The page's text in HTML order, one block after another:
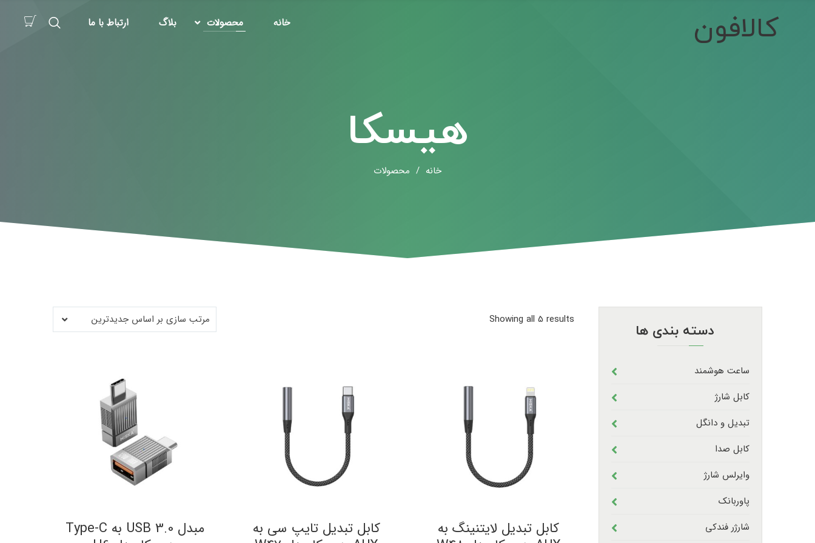
کالافون خانه محصولات بلاگ ارتباط با ما
هیسکا
خانه / محصولات
دسته بندی ها
ساعت هوشمند
کابل شارژ
تبدیل و دانگل
کابل صدا
وایرلس شارژ
پاوربانک
شارژر فندکی
Showing all 5 results
Sorted
مرتب سازی بر اساس جدیدترین
کابل تبدیل لایتنینگ به
کابل تبدیل تایپ سی به
مبدل USB 3.0 به Type-C